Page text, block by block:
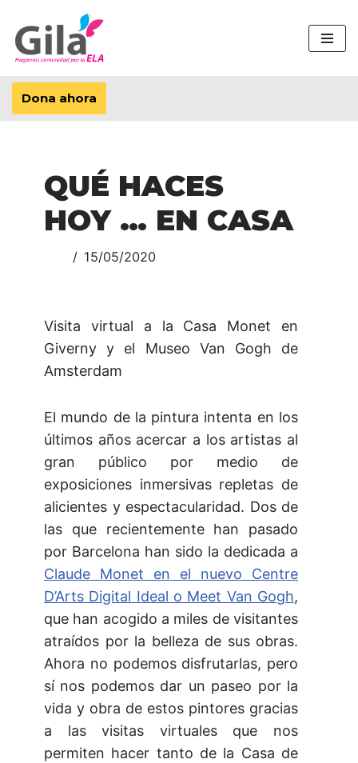
Saltar
al
contenido
Dona ahora
QUÉ HACES
HOY … EN CASA
15/05/2020
Visita virtual a la Casa Monet en
Giverny y el Museo Van Gogh de
Amsterdam
El mundo de la pintura intenta en los
últimos años acercar a los artistas al
gran público por medio de
exposiciones inmersivas repletas de
alicientes y espectacularidad. Dos de
las que recientemente han pasado
por Barcelona han sido la dedicada a
Claude Monet en el nuevo Centre
D’Arts Digital Ideal o Meet Van Gogh,
que han acogido a miles de visitantes
atraídos por la belleza de sus obras.
Ahora no podemos disfrutarlas, pero
sí nos podemos dar un paseo por la
vida y obra de estos pintores gracias
a las visitas virtuales que nos
permiten hacer tanto de la Casa de